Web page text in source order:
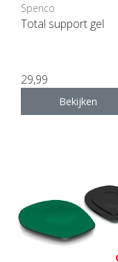
Spenco
Total support gel
29,99
Bekijken